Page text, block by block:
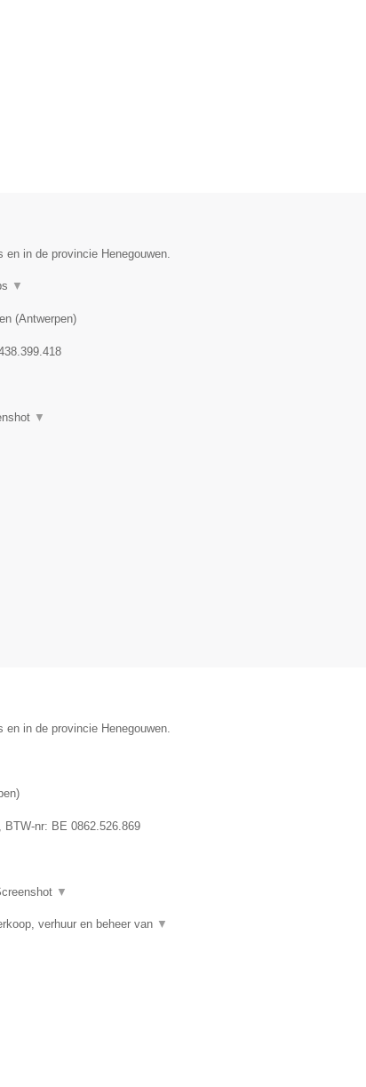
en in de provincie Henegouwen.
▼
(Antwerpen)
▼
en in de provincie Henegouwen.
)
BTW-nr: BE 0862.526.869
▼
verhuur en beheer van ▼